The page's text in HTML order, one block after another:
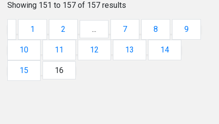
Showing 151 to 157 of 157 results
1 2 ... 7 8 9
10 11 12 13 14
15 16